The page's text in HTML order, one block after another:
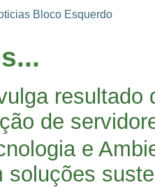
Bloco Esquerdo
resultado
de
e
soluções